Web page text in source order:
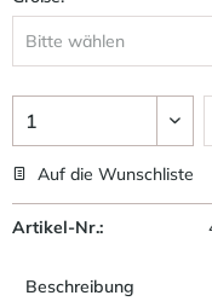
Auf die Wunschliste
Artikel-Nr.:
Beschreibung